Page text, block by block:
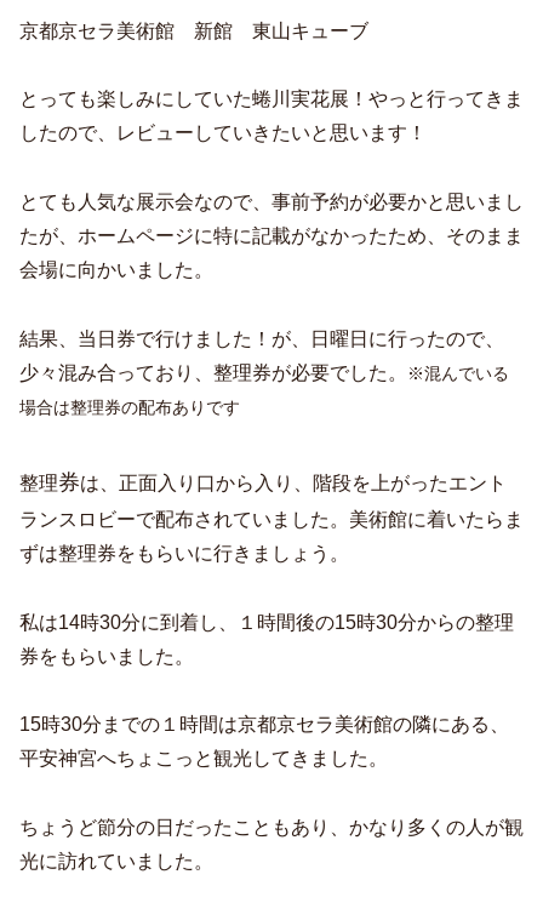
京都京セラ美術館 新館 東山キューブ
とっても楽しみにしていた蜷川実花展！やっと行ってきま
したので、レビューしていきたいと思います！
とても人気な展示会なので、事前予約が必要かと思いまし
たが、ホームページに特に記載がなかったため、そのまま
会場に向かいました。
結果、当日券で行けました！が、日曜日に行ったので、
少々混み合っており、整理券が必要でした。
※混んでいる
場合は整理券の配布あり です
整理券は、正面入り口から入り、階段を上がったエント
ランスロビーで配布されていました。美術館に着いたらま
ずは整理券をもらいに行きましょう。
私は14時30分に到着し、１時間後の15時30分からの整理
券をもらいました。
15時30分までの１時間は京都京セラ美術館の隣にある、
平安神宮へちょこっと観光してきました。
ちょうど節分の日だったこともあり、かなり多くの人が観
光に訪れていました。